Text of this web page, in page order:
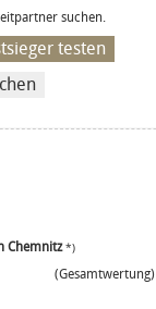
suchen.
testen
Chemnitz*)
(Gesamtwertung)